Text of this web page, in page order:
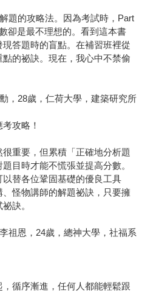
題的攻略法。因為考試時，Part
卻是最不理想的。看到這本書
答題時的盲點。在補習班裡從
的祕訣。現在，我心中不禁偷
，28歲，仁荷大學，建築研究所
攻略！
重要，但累積「正確地分析題
目時才能不慌張並提高分數。
替各位鞏固基礎的優良工具
怪物講師的解題祕訣，只要擁
訣。
李祖恩，24歲，總神大學，社福系
循序漸進，任何人都能輕鬆跟